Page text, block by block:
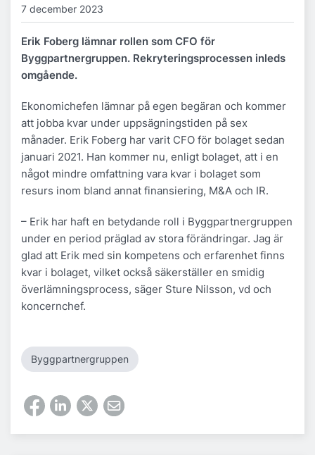
7 december 2023
Erik Foberg lämnar rollen som CFO för
Byggpartnergruppen. Rekryteringsprocessen inleds
omgående.
Ekonomichefen lämnar på egen begäran och kommer
att jobba kvar under uppsägningstiden på sex
månader. Erik Foberg har varit CFO för bolaget sedan
januari 2021. Han kommer nu, enligt bolaget, att i en
något mindre omfattning vara kvar i bolaget som
resurs inom bland annat finansiering, M&A och IR.
– Erik har haft en betydande roll i Byggpartnergruppen
under en period präglad av stora förändringar. Jag är
glad att Erik med sin kompetens och erfarenhet finns
kvar i bolaget, vilket också säkerställer en smidig
överlämningsprocess, säger Sture Nilsson, vd och
koncernchef.
Byggpartnergruppen